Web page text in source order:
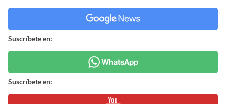
Suscríbete en:
Suscríbete en: